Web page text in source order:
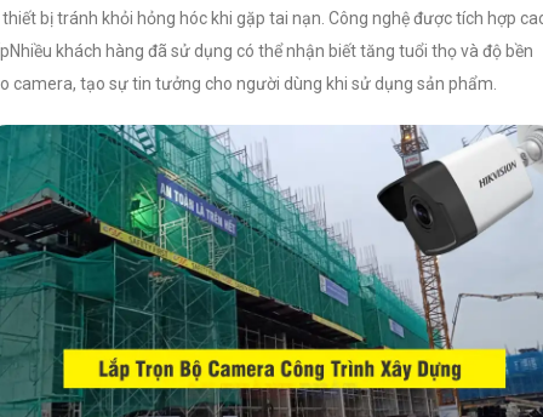
thiết bị tránh khỏi hỏng hóc khi gặp tai nạn. Công nghệ được tích hợp
khách hàng đã sử dụng có thể nhận biết tăng tuổi thọ và độ bền
camera, tạo sự tin tưởng cho người dùng khi sử dụng sản phẩm.